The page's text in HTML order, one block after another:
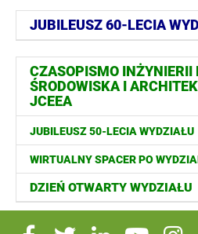
JUBILEUSZ 60-LECIA
CZASOPISMO INŻYNIERII
ŚRODOWISKA I
JCEEA
JUBILEUSZ 50-LECIA WYDZIAŁU
WIRTUALNY SPACER PO
DZIEŃ OTWARTY WYDZIAŁU